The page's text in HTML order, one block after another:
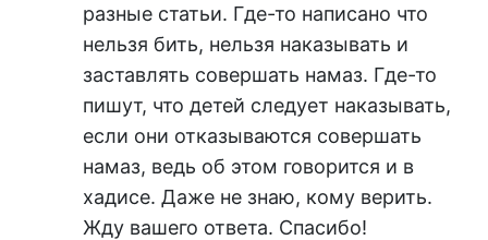
разные статьи. Где-то написано что
нельзя бить, нельзя наказывать и
заставлять совершать намаз. Где-то
пишут, что детей следует наказывать,
если они отказываются совершать
намаз, ведь об этом говорится и в
хадисе. Даже не знаю, кому верить.
Жду вашего ответа. Спасибо!